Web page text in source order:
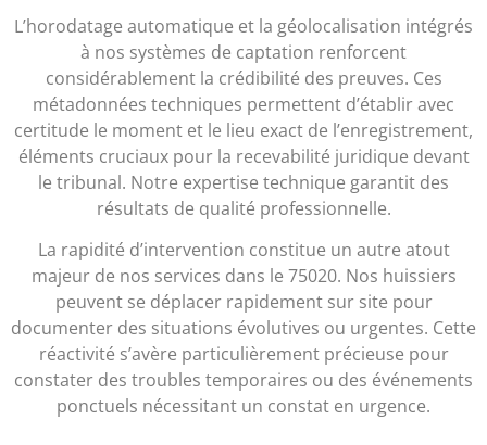
L’horodatage automatique et la géolocalisation intégrés
à nos systèmes de captation renforcent
considérablement la crédibilité des preuves. Ces
métadonnées techniques permettent d’établir avec
certitude le moment et le lieu exact de l’enregistrement,
éléments cruciaux pour la recevabilité juridique devant
le tribunal. Notre expertise technique garantit des
résultats de qualité professionnelle.
La rapidité d’intervention constitue un autre atout
majeur de nos services dans le 75020. Nos huissiers
peuvent se déplacer rapidement sur site pour
documenter des situations évolutives ou urgentes. Cette
réactivité s’avère particulièrement précieuse pour
constater des troubles temporaires ou des événements
ponctuels nécessitant un constat en urgence.